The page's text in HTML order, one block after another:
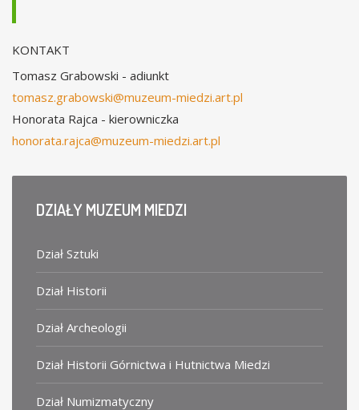
KONTAKT
Tomasz Grabowski - adiunkt
tomasz.grabowski@muzeum-miedzi.art.pl
Honorata Rajca - kierowniczka
honorata.rajca@muzeum-miedzi.art.pl
DZIAŁY MUZEUM MIEDZI
Dział Sztuki
Dział Historii
Dział Archeologii
Dział Historii Górnictwa i Hutnictwa Miedzi
Dział Numizmatyczny